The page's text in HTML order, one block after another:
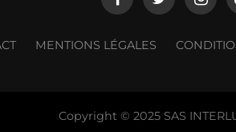
MENTIONS LÉGALES
Copyright © 2025 SAS